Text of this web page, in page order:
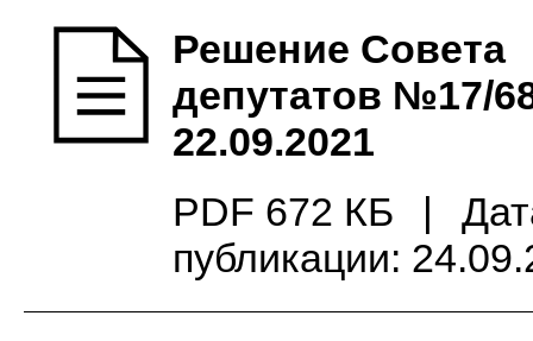
Решение Совета
депутатов №17/
22.09.2021
PDF 672 КБ
|
публикации: